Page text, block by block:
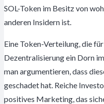
SOL-Token im Besitz von
anderen Insidern ist.
Eine Token-Verteilung, die
Dezentralisierung ein Dorn
man argumentieren, dass
geschadet hat. Reiche
positives Marketing, das